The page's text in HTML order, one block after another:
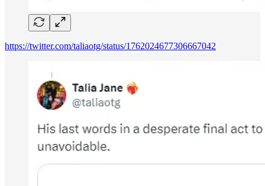
https://twitter.com/taliaotg/status/1762024677306667042